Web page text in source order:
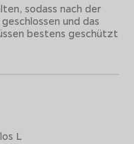
sodass nach der
und das
bestens geschützt
L